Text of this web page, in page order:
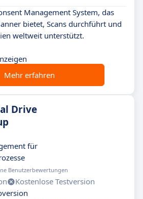
Management System, das
bietet, Scans durchführt und
weltweit unterstützt.
Mehr erfahren
Drive
für
Benutzerbewertungen
Kostenlose Testversion